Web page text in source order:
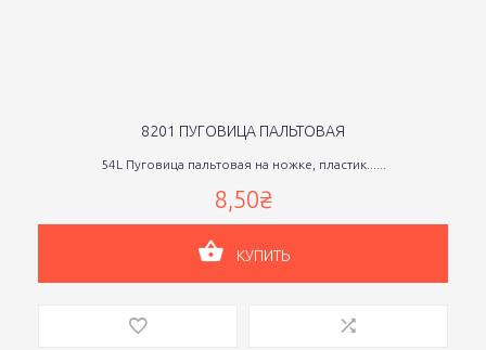
8201 ПУГОВИЦА ПАЛЬТОВАЯ
54L Пуговица пальтовая на ножке, пластик......
8,50₴
КУПИТЬ